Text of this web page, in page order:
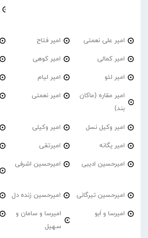
امیر علی نعمتی امیر فتاح
امیر کمالی امیر کوهی
امیر لئو امیر لیام
امیر مقاره (ماکان
بند)
امیر نعمتی
امیر وکیل نسل امیر وکیلی
امیر یگانه امیرتقی
امیرحسین ادیبی امیرحسین اشرفی
امیرحسین تیرگانی امیرحسین زنده دل
امیرسا و اَبو
امیرسا و سامان و
سهیل